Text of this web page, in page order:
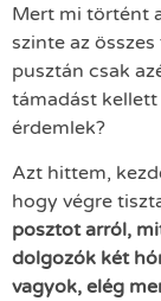
Mert mi történt
szinte az
pusztán csak
támadást kellett
érdemlek?
Azt hittem,
hogy végre
posztot arról,
dolgozók két
vagyok, elég